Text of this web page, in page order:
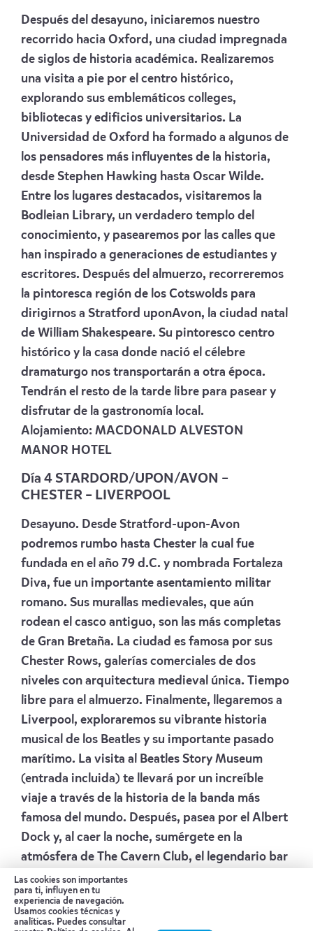
Después del desayuno, iniciaremos nuestro
recorrido hacia Oxford, una ciudad impregnada
de siglos de historia académica. Realizaremos
una visita a pie por el centro histórico,
explorando sus emblemáticos colleges,
bibliotecas y edificios universitarios. La
Universidad de Oxford ha formado a algunos de
los pensadores más influyentes de la historia,
desde Stephen Hawking hasta Oscar Wilde.
Entre los lugares destacados, visitaremos la
Bodleian Library, un verdadero templo del
conocimiento, y pasearemos por las calles que
han inspirado a generaciones de estudiantes y
escritores. Después del almuerzo, recorreremos
la pintoresca región de los Cotswolds para
dirigirnos a Stratford uponAvon, la ciudad natal
de William Shakespeare. Su pintoresco centro
histórico y la casa donde nació el célebre
dramaturgo nos transportarán a otra época.
Tendrán el resto de la tarde libre para pasear y
disfrutar de la gastronomía local.
Alojamiento: MACDONALD ALVESTON
MANOR HOTEL
Día 4 STARDORD/UPON/AVON –
CHESTER – LIVERPOOL
Desayuno. Desde Stratford-upon-Avon
podremos rumbo hasta Chester la cual fue
fundada en el año 79 d.C. y nombrada Fortaleza
Diva, fue un importante asentamiento militar
romano. Sus murallas medievales, que aún
rodean el casco antiguo, son las más completas
de Gran Bretaña. La ciudad es famosa por sus
Chester Rows, galerías comerciales de dos
niveles con arquitectura medieval única. Tiempo
libre para el almuerzo. Finalmente, llegaremos a
Liverpool, exploraremos su vibrante historia
musical de los Beatles y su importante pasado
marítimo. La visita al Beatles Story Museum
(entrada incluida) te llevará por un increíble
viaje a través de la historia de la banda más
famosa del mundo. Después, pasea por el Albert
Dock y, al caer la noche, sumérgete en la
atmósfera de The Cavern Club, el legendario bar
donde los Beatles iniciaron su carrera.
Alojamiento:HEETON CONCEPT HOTEL
Día 5 LIVERPOOL – YORK
Las cookies son importantes
para ti, influyen en tu
experiencia de navegación.
Usamos cookies técnicas y
analíticas. Puedes consultar